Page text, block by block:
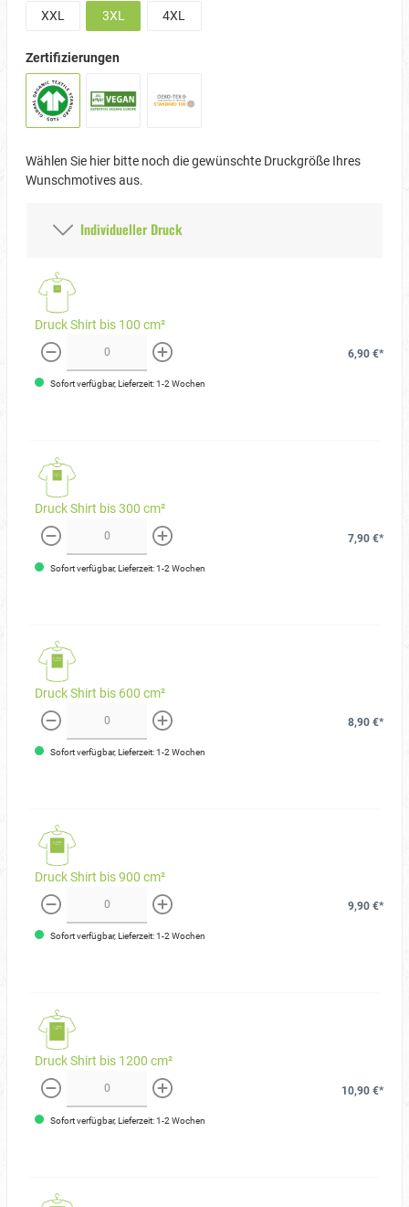
XXL 3XL 4XL
Zertifizierungen
Wählen Sie hier bitte noch die gewünschte Druckgröße Ihres
Wunschmotives aus.
Individueller Druck
Druck Shirt bis 100 cm²
weniger mehr
6,90 €*
Sofort verfügbar, Lieferzeit: 1-2 Wochen
Druck Shirt bis 300 cm²
weniger mehr
7,90 €*
Sofort verfügbar, Lieferzeit: 1-2 Wochen
Druck Shirt bis 600 cm²
weniger mehr
8,90 €*
Sofort verfügbar, Lieferzeit: 1-2 Wochen
Druck Shirt bis 900 cm²
weniger mehr
9,90 €*
Sofort verfügbar, Lieferzeit: 1-2 Wochen
Druck Shirt bis 1200 cm²
weniger mehr
10,90 €*
Sofort verfügbar, Lieferzeit: 1-2 Wochen